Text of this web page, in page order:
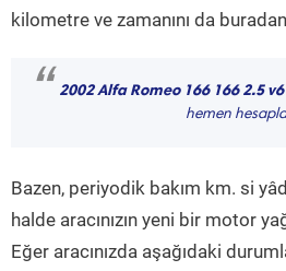
kilometre ve zamanını da
“ 2002 Alfa Romeo 166 166 2.5
hemen hesapla
Bazen, periyodik bakım km. si
halde aracınızın yeni bir motor
Eğer aracınızda aşağıdaki